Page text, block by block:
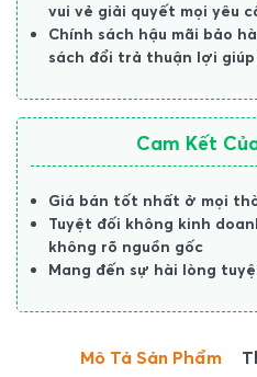
vui vẻ giải quyết mọi yêu
Chính sách hậu mãi bảo
sách đổi trả thuận lợi
Cam Kết
Giá bán tốt nhất ở mọi
Tuyệt đối không kinh
không rõ nguồn gốc
Mang đến sự hài lòng
Mô Tả Sản Phẩm